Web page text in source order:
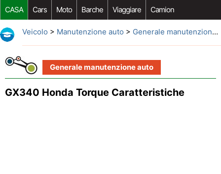
CASA Cars Moto Barche Viaggiare Camion
Riparazione Auto Acquisto Auto Car Opzioni Aftermarket
Veicolo > Manutenzione auto > Generale manutenzione auto
Generale manutenzione auto
GX340 Honda Torque Caratteristiche